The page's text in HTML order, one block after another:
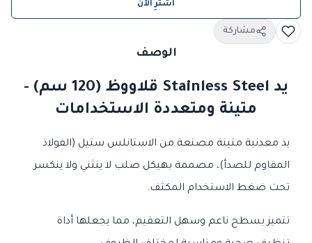
اشترِ الآن
مشاركة
الوصف
يد Stainless Steel قلاووظ (120 سم) -
متينة ومتعددة الاستخدامات
يد معدنية متينة مصنعة من الاستانلس ستيل (الفولاذ
المقاوم للصدأ)، مصممة بهيكل صلب لا ينثني ولا ينكسر
تحت ضغط الاستخدام المكثف.
تتميز بسطح ناعم وسهل التعقيم، مما يجعلها أداة